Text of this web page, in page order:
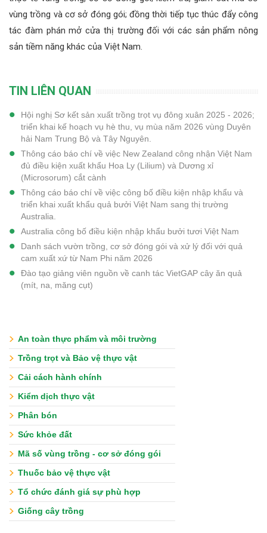
vùng trồng và cơ sở đóng gói; đồng thời tiếp tục thúc đẩy công
tác đàm phán mở cửa thị trường đối với các sản phẩm nông
sản tiềm năng khác của Việt Nam.
TIN LIÊN QUAN
Hội nghị Sơ kết sản xuất trồng trọt vụ đông xuân 2025 - 2026;
triển khai kế hoạch vụ hè thu, vụ mùa năm 2026 vùng Duyên
hải Nam Trung Bộ và Tây Nguyên.
Thông cáo báo chí về việc New Zealand công nhận Việt Nam
đủ điều kiện xuất khẩu Hoa Ly (Lilium) và Dương xỉ
(Microsorum) cắt cành
Thông cáo báo chí về việc công bố điều kiện nhập khẩu và
triển khai xuất khẩu quả bưởi Việt Nam sang thị trường
Australia.
Australia công bố điều kiện nhập khẩu bưởi tươi Việt Nam
Danh sách vườn trồng, cơ sở đóng gói và xử lý đối với quả
cam xuất xứ từ Nam Phi năm 2026
Đào tạo giảng viên nguồn về canh tác VietGAP cây ăn quả
(mít, na, măng cụt)
An toàn thực phẩm và môi trường
Trồng trọt và Bảo vệ thực vật
Cải cách hành chính
Kiểm dịch thực vật
Phân bón
Sức khỏe đất
Mã số vùng trồng - cơ sở đóng gói
Thuốc bảo vệ thực vật
Tổ chức đánh giá sự phù hợp
Giống cây trồng